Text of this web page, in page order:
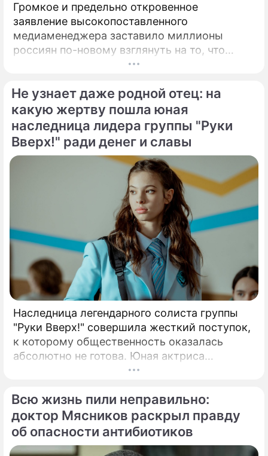
Громкое и предельно откровенное
заявление высокопоставленного
медиаменеджера заставило миллионы
россиян по-новому взглянуть на то, что
годами происходит на экране главного
Генеральный директор мощнейшего
холдинга "Газпром-медиа" Александр Жаров
решился на неожидаемый и крайне острый
демарш.
Не узнает даже родной отец: на
какую жертву пошла юная
наследница лидера группы "Руки
Вверх!" ради денег и славы
Наследница легендарного солиста группы
"Руки Вверх!" совершила жесткий поступок,
к которому общественность оказалась
абсолютно не готова. Юная актриса
Вероника Жукова, дочь бессменного лидера
заставила взрогнуть своих многочисленных
поклонников.
Всю жизнь пили неправильно:
доктор Мясников раскрыл правду
об опасности антибиотиков